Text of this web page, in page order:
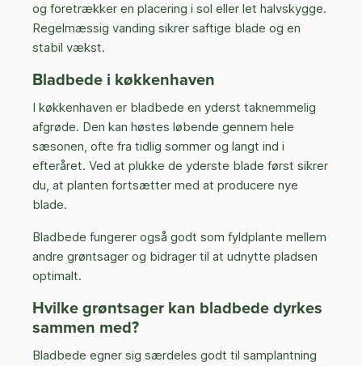
og foretrækker en placering i sol eller let halvskygge.
Regelmæssig vanding sikrer saftige blade og en
stabil vækst.
Bladbede i køkkenhaven
I køkkenhaven er bladbede en yderst taknemmelig
afgrøde. Den kan høstes løbende gennem hele
sæsonen, ofte fra tidlig sommer og langt ind i
efteråret. Ved at plukke de yderste blade først sikrer
du, at planten fortsætter med at producere nye
blade.
Bladbede fungerer også godt som fyldplante mellem
andre grøntsager og bidrager til at udnytte pladsen
optimalt.
Hvilke grøntsager kan bladbede dyrkes
sammen med?
Bladbede egner sig særdeles godt til samplantning